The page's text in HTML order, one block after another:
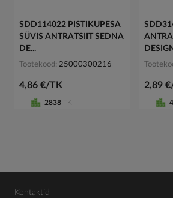
SDD114022 PISTIKUPESA
SÜVIS ANTRATSIIT SEDNA
DE...
Tootekood 25000300216
4,86 €/TK
2838 TK
DESIGN
2,89
Kontaktid